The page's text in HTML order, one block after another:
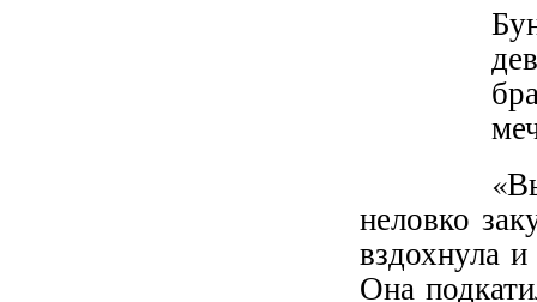
неловко
вздохнула
Она